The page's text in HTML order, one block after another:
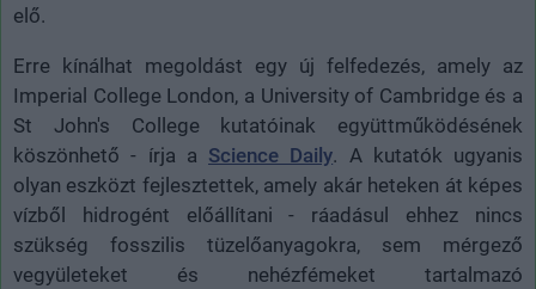
elő.
Erre kínálhat megoldást egy új felfedezés, amely az
Imperial College London, a University of Cambridge és a
St John's College kutatóinak együttműködésének
köszönhető - írja a Science Daily. A kutatók ugyanis
olyan eszközt fejlesztettek, amely akár heteken át képes
vízből hidrogént előállítani - ráadásul ehhez nincs
szükség fosszilis tüzelőanyagokra, sem mérgező
vegyületeket és nehézfémeket tartalmazó